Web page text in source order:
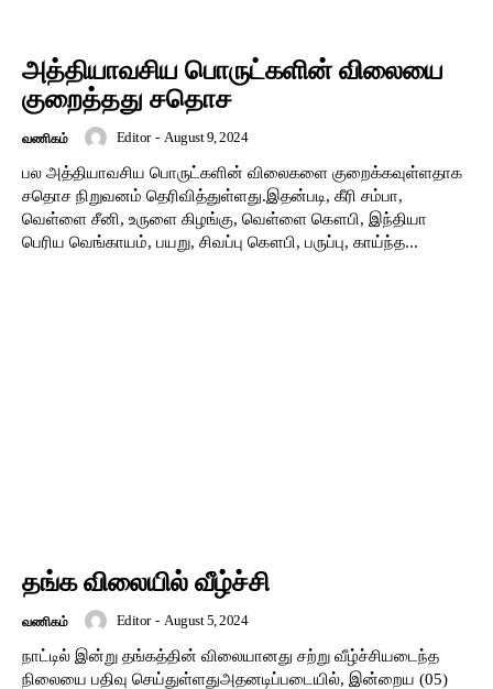
அத்தியாவசிய பொருட்களின் விலையை
குறைத்தது சதொச
வணிகம் Editor - August 9, 2024
பல அத்தியாவசிய பொருட்களின் விலைகளை குறைக்கவுள்ளதாக
சதொச நிறுவனம் தெரிவித்துள்ளது.இதன்படி, கீரி சம்பா,
வெள்ளை சீனி, உருளை கிழங்கு, வெள்ளை கௌபி, இந்தியா
பெரிய வெங்காயம், பயறு, சிவப்பு கௌபி, பருப்பு, காய்ந்த...
தங்க விலையில் வீழ்ச்சி
வணிகம் Editor - August 5, 2024
நாட்டில் இன்று தங்கத்தின் விலையானது சற்று வீழ்ச்சியடைந்த
நிலையை பதிவு செய்துள்ளதுஅதனடிப்படையில், இன்றைய (05)